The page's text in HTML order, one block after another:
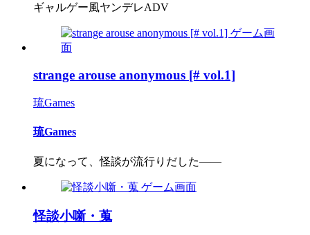
ギャルゲー風ヤンデレADV
strange arouse anonymous [# vol.1]
琉Games
琉Games
夏になって、怪談が流行りだした――
怪談小噺・蒐